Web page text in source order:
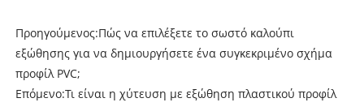
Προηγούμενος:Πώς να επιλέξετε το σωστό καλούπι
εξώθησης για να δημιουργήσετε ένα συγκεκριμένο σχήμα
προφίλ PVC;
Επόμενο:Τι είναι η χύτευση με εξώθηση πλαστικού προφίλ